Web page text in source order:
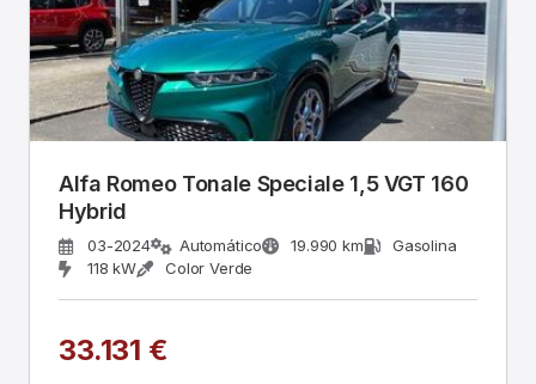
Alfa Romeo Tonale Speciale 1,5 VGT 160
Hybrid
03-2024 Automático 19.990 km
Gasolina
118 kW
Color Verde
33.131 €